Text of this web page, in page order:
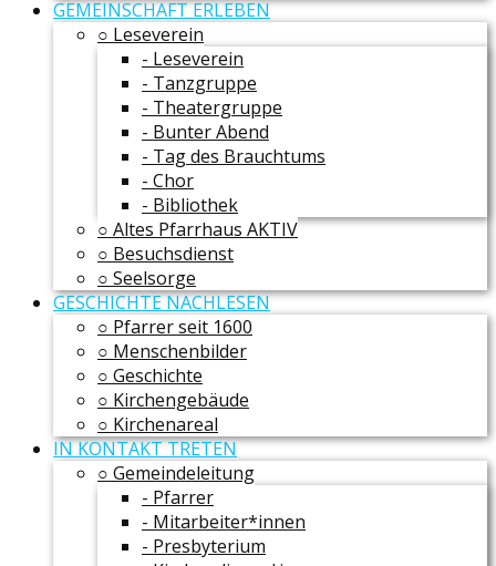
GEMEINSCHAFT ERLEBEN
○ Leseverein
- Leseverein
- Tanzgruppe
- Theatergruppe
- Bunter Abend
- Tag des Brauchtums
- Chor
- Bibliothek
○ Altes Pfarrhaus AKTIV
○ Besuchsdienst
○ Seelsorge
GESCHICHTE NACHLESEN
○ Pfarrer seit 1600
○ Menschenbilder
○ Geschichte
○ Kirchengebäude
○ Kirchenareal
IN KONTAKT TRETEN
○ Gemeindeleitung
- Pfarrer
- Mitarbeiter*innen
- Presbyterium